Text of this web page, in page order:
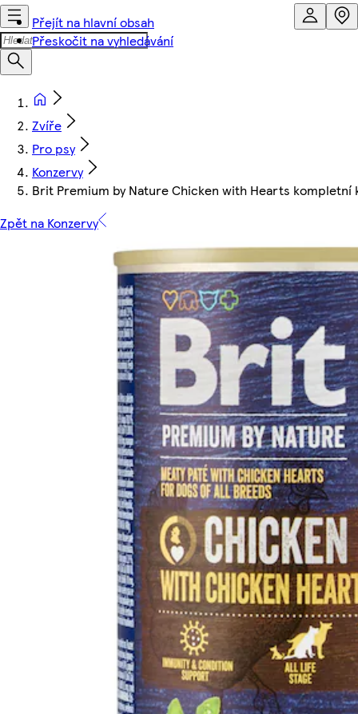
Přejít na hlavní obsah
Přeskočit na vyhledávání
Zvíře
Pro psy
Konzervy
Brit Premium by Nature Chicken with Hearts
Zpět na Konzervy